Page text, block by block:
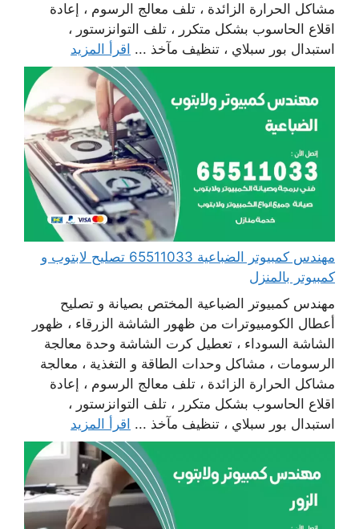
مشاكل الحرارة الزائدة ، تلف معالج الرسوم ، إعادة
اقلاع الحاسوب بشكل متكرر ، تلف التوانزستور ،
استبدال بور سبلاي ، تنظيف مآخذ ... اقرأ المزيد
مهندس كمبيوتر الضباعية 65511033 تصليح لابتوب و
كمبيوتر بالمنزل
مهندس كمبيوتر الضباعية المختص بصيانة و تصليح
أعطال الكومبيوترات من ظهور الشاشة الزرقاء ، ظهور
الشاشة السوداء ، تعطيل كرت الشاشة وحدة معالجة
الرسومات ، مشاكل وحدات الطاقة و التغذية ، معالجة
مشاكل الحرارة الزائدة ، تلف معالج الرسوم ، إعادة
اقلاع الحاسوب بشكل متكرر ، تلف التوانزستور ،
استبدال بور سبلاي ، تنظيف مآخذ ... اقرأ المزيد